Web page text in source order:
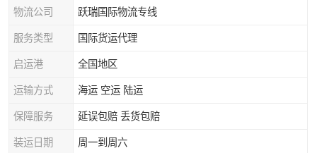
物流公司 跃瑞国际物流专线
服务类型 国际货运代理
启运港 全国地区
运输方式 海运 空运 陆运
保障服务 延误包赔 丢货包赔
装运日期 周一到周六